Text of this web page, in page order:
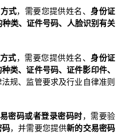
式，需要您提供姓名、 身份证
类、证件号码、人脸识别有关
式，需要您提供姓名、 身份证
类、证件号码、证件影印件、
规、监管要求及行业自律准则
密码或者登录密码时，需要验
码，并需要您提供新的交易密码